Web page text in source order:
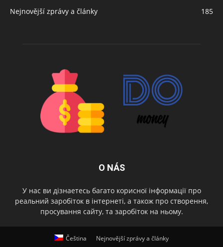
Nejnovější zprávy a články 185
O NÁS
У нас ви дізнаетесь багато корисної інформації про
реальний заробіток в інтернеті, а також про створення,
просування сайту, та заробіток на ньому.
Čeština Nejnovější zprávy a články